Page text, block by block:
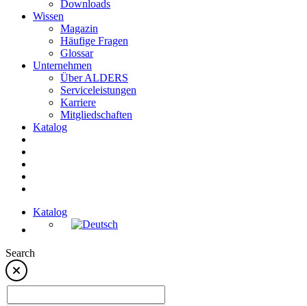
Downloads
Wissen
Magazin
Häufige Fragen
Glossar
Unternehmen
Über ALDERS
Serviceleistungen
Karriere
Mitgliedschaften
Katalog
Katalog
Search